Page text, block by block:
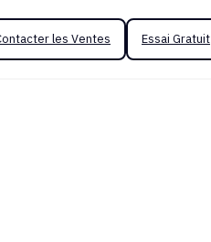
les Ventes Essai Gratuit